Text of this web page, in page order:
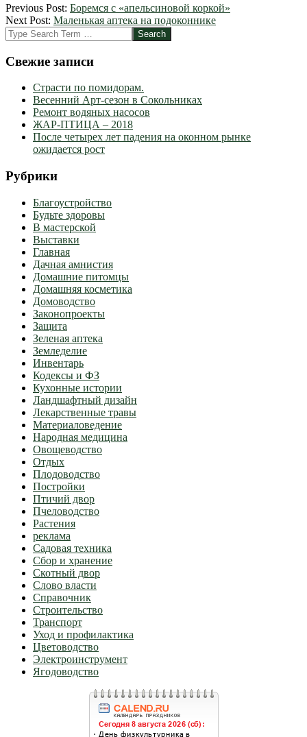
2012-
09-
03
Previous Post: Боремся с «апельсиновой коркой»
Next Post: Маленькая аптека на подоконнике
Search
Свежие записи
Страсти по помидорам.
Весенний Арт-сезон в Сокольниках
Ремонт водяных насосов
ЖАР-ПТИЦА – 2018
После четырех лет падения на оконном рынке
ожидается рост
Рубрики
Благоустройство
Будьте здоровы
В мастерской
Выставки
Главная
Дачная амнистия
Домашние питомцы
Домашняя косметика
Домоводство
Законопроекты
Защита
Зеленая аптека
Земледелие
Инвентарь
Кодексы и ФЗ
Кухонные истории
Ландшафтный дизайн
Лекарственные травы
Материаловедение
Народная медицина
Овощеводство
Отдых
Плодоводство
Постройки
Птичий двор
Пчеловодство
Растения
реклама
Садовая техника
Сбор и хранение
Скотный двор
Слово власти
Справочник
Строительство
Транспорт
Уход и профилактика
Цветоводство
Электроинструмент
Ягодоводство